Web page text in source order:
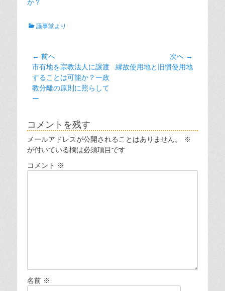
カ 議事堂より
投
稿
ナ
ビ
ー
シ
ョ
ン
← 前へ
前
の
投
稿:
市有地を宗教法人に譲渡
することは可能か？ー政
教分離の原則に照らして
ー
次へ →
次
縁故使用地と旧慣使用地
コメントを残す
メールアドレスが公開されることはありません。
※
が付いている欄は必須項目です
コメント ※
名前 ※